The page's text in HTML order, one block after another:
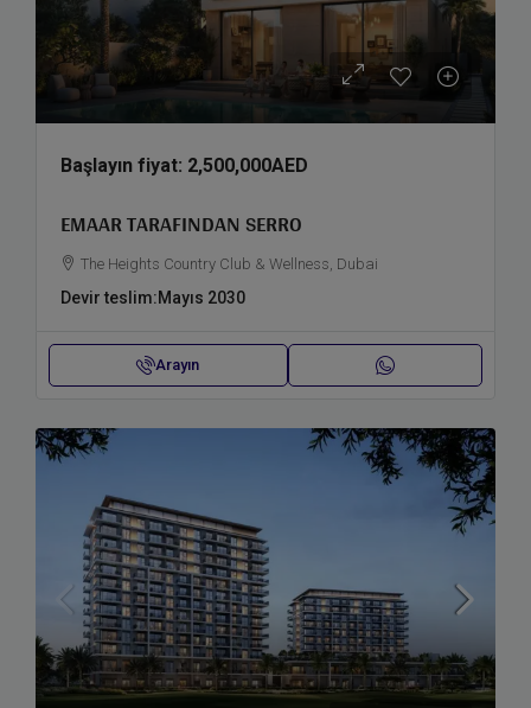
Başlayın fiyat: 2,500,000AED
EMAAR TARAFINDAN SERRO
The Heights Country Club & Wellness, Dubai
Devir teslim:Mayıs 2030
Arayın